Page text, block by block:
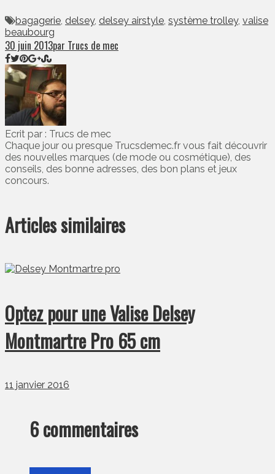
bagagerie, delsey, delsey airstyle, système trolley, valise
beaubourg
30 juin 2013par Trucs de mec
Ecrit par : Trucs de mec
Chaque jour ou presque Trucsdemec.fr vous fait découvrir
des nouvelles marques (de mode ou cosmétique), des
conseils, des bonne adresses, des bon plans et jeux
concours.
Articles similaires
Optez pour une Valise Delsey
Montmartre Pro 65 cm
11 janvier 2016
6 commentaires